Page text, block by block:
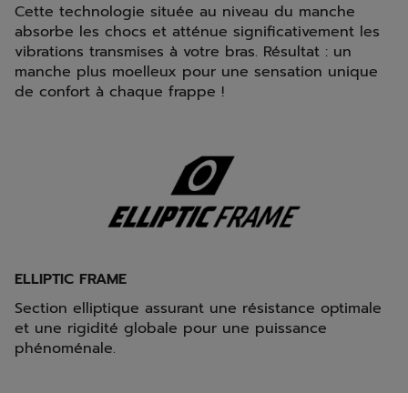
Cette technologie située au niveau du manche
absorbe les chocs et atténue significativement les
vibrations transmises à votre bras. Résultat : un
manche plus moelleux pour une sensation unique
de confort à chaque frappe !
ELLIPTIC FRAME
Section elliptique assurant une résistance optimale
et une rigidité globale pour une puissance
phénoménale.